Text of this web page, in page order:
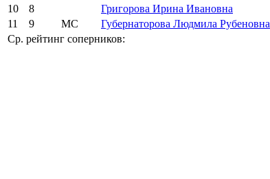
10
8 Григорова Ирина Ивановна
11
9 МС Губернаторова Людмила Рубеновна
Ср. рейтинг соперников: